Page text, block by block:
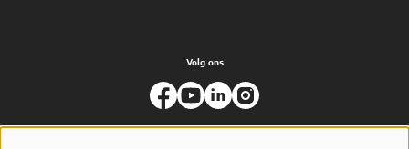
Volg ons